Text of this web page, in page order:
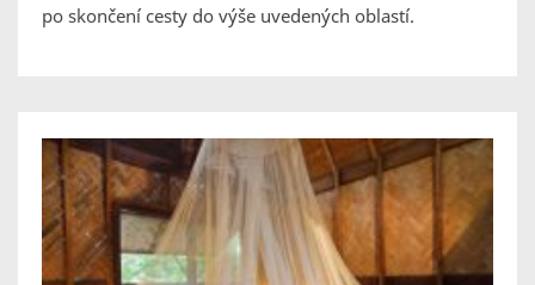
po skončení cesty do výše uvedených oblastí.